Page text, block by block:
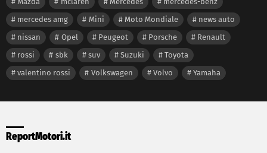
mercedes amg
Mini Moto Mondiale
news auto
nissan
Opel Peugeot Porsche
Renault
rossi
sbk suv Suzuki
Toyota
valentino rossi
Volkswagen Volvo Yamaha
ReportMotori.it